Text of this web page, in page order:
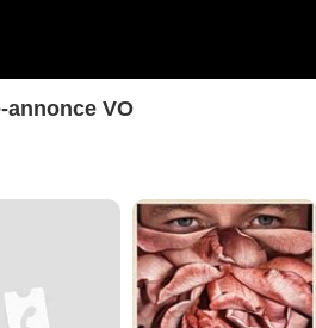
annonce VO